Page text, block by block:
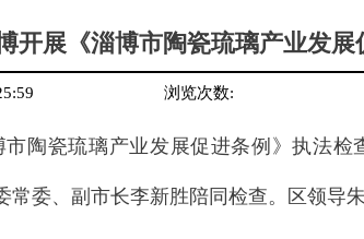
开展《淄博市陶瓷琉璃产业发
浏览次数:
陶瓷琉璃产业发展促进条例》执法
委、副市长李新胜陪同检查。区领导